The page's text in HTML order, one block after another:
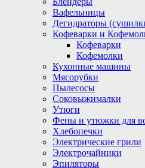
Вафельницы
Дегидраторы
Кофеварки и
Кофеварки
Кофемолки
Кухонные машины
Мясорубки
Пылесосы
Соковыжималки
Утюги
Фены и утюжки для
Хлебопечки
Электрические грили
Электрочайники
Эпиляторы